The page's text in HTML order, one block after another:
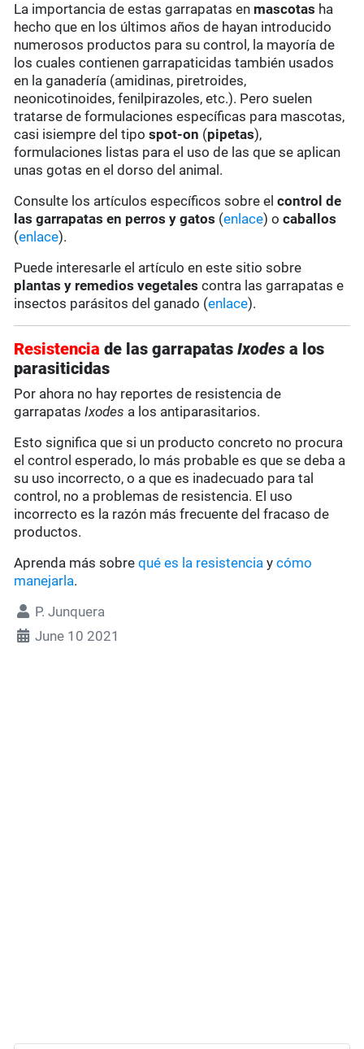
La importancia de estas garrapatas en mascotas ha
hecho que en los últimos años de hayan introducido
numerosos productos para su control, la mayoría de
los cuales contienen garrapaticidas también usados
en la ganadería (amidinas, piretroides,
neonicotinoides, fenilpirazoles, etc.). Pero suelen
tratarse de formulaciones específicas para mascotas,
casi isiempre del tipospot-on (pipetas),
formulaciones listas para el uso de las que se aplican
unas gotas en el dorso del animal.
Consulte los artículos específicos sobre elcontrol de
las garrapatas en perros y gatos (enlace) ocaballos
(enlace).
Puede interesarle el artículo en este sitio sobre
plantas y remedios vegetales contra las garrapatas e
insectos parásitos del ganado (enlace).
Resistencia de las garrapatasIxodes a los
parasiticidas
Por ahora no hay reportes de resistencia de
garrapatas Ixodes a los antiparasitarios.
Esto significa que si un producto concreto no procura
el control esperado, lo más probable es que se deba a
su uso incorrecto, o a que es inadecuado para tal
control, no a problemas de resistencia. El uso
incorrecto es la razón más frecuente del fracaso de
productos.
Aprenda más sobrequé es la resistencia ycómo
manejarla.
P. Junquera
June 10 2021